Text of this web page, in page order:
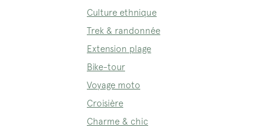
Culture ethnique
Trek & randonnée
Extension plage
Bike-tour
Voyage moto
Croisière
Charme & chic